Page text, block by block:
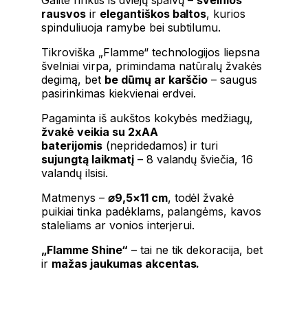
rausvosir elegantiškos baltos, kurios
spinduliuoja ramybe bei subtilumu.
Tikroviška „Flamme“ technologijos liepsna
švelniai virpa, primindama natūralų žvakės
degimą, bet be dūmų ar karščio – saugus
pasirinkimas kiekvienai erdvei.
Pagaminta iš aukštos kokybės medžiagų,
žvakė veikia su 2xAA
baterijomis(nepridedamos) ir turi
sujungtą laikmatį– 8 valandų šviečia, 16
valandų ilsisi.
Matmenys – ⌀9,5×11 cm, todėl žvakė
puikiai tinka padėklams, palangėms, kavos
staleliams ar vonios interjerui.
„Flamme Shine“ – tai ne tik dekoracija, bet
ir mažas jaukumas akcentas.